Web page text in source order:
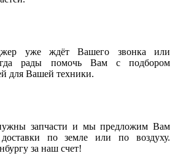
уже ждёт Вашего звонка или
рады помочь Вам с подбором
для Вашей техники.
запчасти и мы предложим Вам
по земле или по воздуху.
за наш счет!